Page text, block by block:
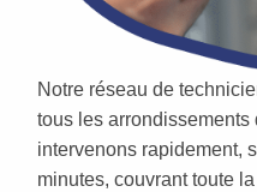
Notre réseau de
tous les arrondissements
intervenons rapidement,
minutes, couvrant toute la